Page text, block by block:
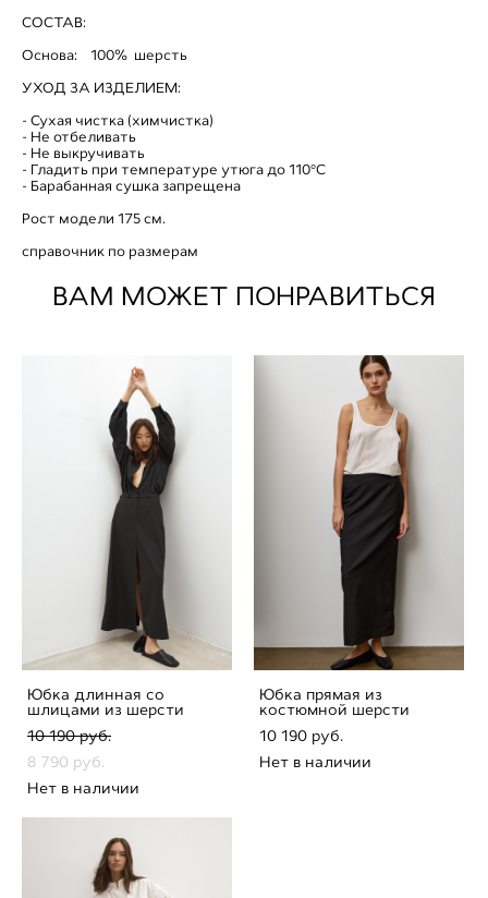
СОСТАВ:
Основа: 100% шерсть
УХОД ЗА ИЗДЕЛИЕМ:
- Сухая чистка (химчистка)
- Не отбеливать
- Не выкручивать
- Гладить при температуре утюга до 110°C
- Барабанная сушка запрещена
​Рост модели 175 см.
справочник по размерам
ВАМ МОЖЕТ ПОНРАВИТЬСЯ
Юбка длинная со
шлицами из шерсти
10 190 pуб.
8 790 pуб.
Нет в наличии
Юбка прямая из
костюмной шерсти
10 190 pуб.
Нет в наличии